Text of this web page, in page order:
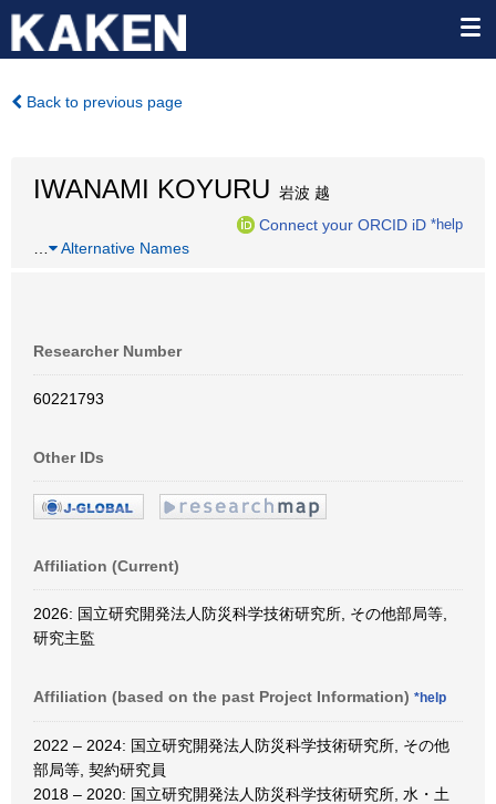
Back to previous page
IWANAMI KOYURU 岩波 越
Connect your ORCID iD *help
Alternative Names
Researcher Number
60221793
Other IDs
Affiliation (Current)
2026: 国立研究開発法人防災科学技術研究所, その他部局等,
研究主監
Affiliation (based on the past Project Information) *help
2022 – 2024: 国立研究開発法人防災科学技術研究所, その他
部局等, 契約研究員
2018 – 2020: 国立研究開発法人防災科学技術研究所, 水・土